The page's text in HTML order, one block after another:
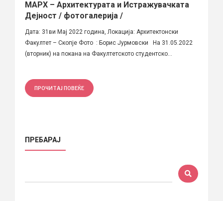
МАРХ – Архитектурата и Истражувачката
Дејност / фотогалерија /
Дата: 31ви Мај 2022 година, Локација: Архитектонски
Факултет – Скопје Фото : Борис Јурмовски На 31.05.2022
(вторник) на покана на Факултетското студентско...
ПРОЧИТАЈ ПОВЕЌЕ
ПРЕБАРАЈ